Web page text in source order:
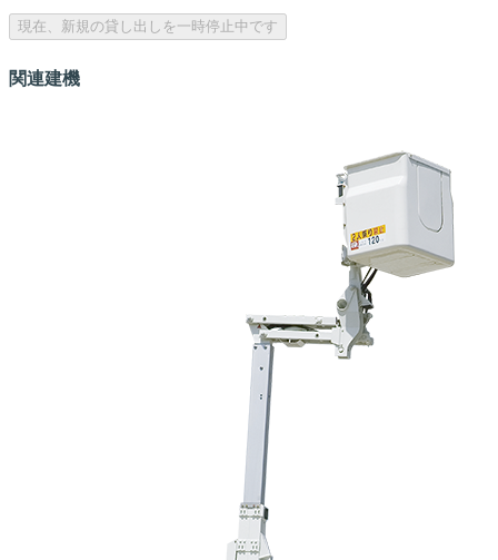
現在、新規の貸し出しを一時停止中です
関連建機